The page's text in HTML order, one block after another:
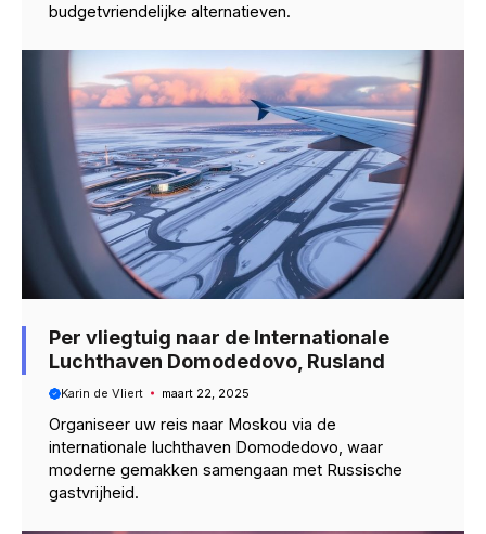
budgetvriendelijke alternatieven.
Per vliegtuig naar de Internationale
Luchthaven Domodedovo, Rusland
Karin de Vliert maart 22, 2025
Organiseer uw reis naar Moskou via de
internationale luchthaven Domodedovo, waar
moderne gemakken samengaan met Russische
gastvrijheid.